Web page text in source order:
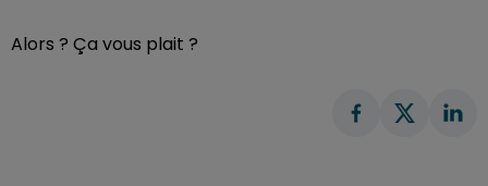
Alors ? Ça vous plait ?